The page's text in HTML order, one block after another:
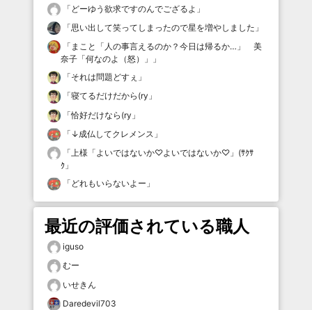
「 どーゆう欲求ですのんでござるよ 」
「思い出して笑ってしまったので星を増やしました 」
「 まこと「人の事言えるのか？今日は帰るか…」 美
奈子「何なのよ（怒）」
」
「それは問題どすぇ 」
「寝てるだけだから(ry 」
「恰好だけなら(ry 」
「 ↓成仏してクレメンス 」
「 上様「よいではないか♡よいではないか♡」(ｻｸｻ
ｸ 」
「 どれもいらないよー 」
最近の評価されている職人
iguso
むー
いせきん
Daredevil703